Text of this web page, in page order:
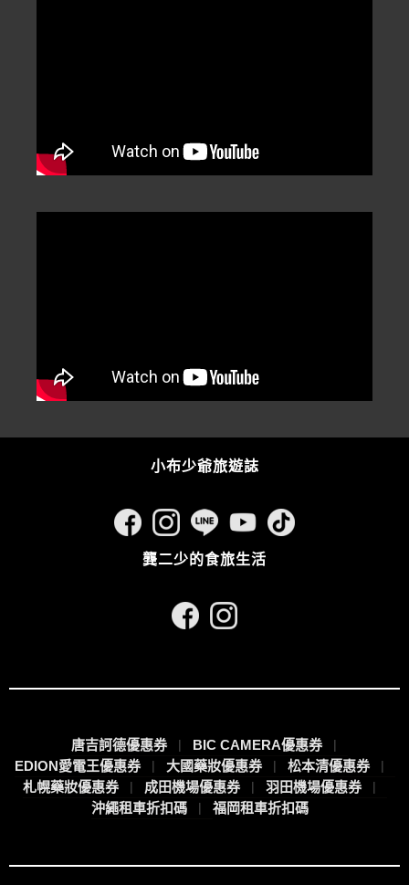
小布少爺旅遊誌
龔二少的食旅生活
唐吉訶德優惠券
BIC CAMERA優惠券
EDION愛電王優惠券
大國藥妝優惠券
松本清優惠券
札幌藥妝優惠券
成田機場優惠券
羽田機場優惠券
沖繩租車折扣碼
福岡租車折扣碼